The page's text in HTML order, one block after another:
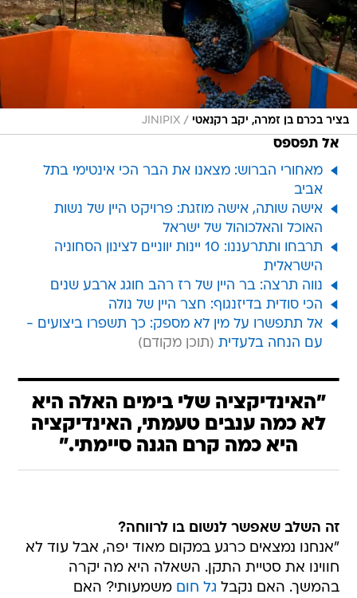
בציר בכרם בן זמרה, יקב רקנאטי /
JINIPIX
אל תפספס
מאחורי הברוש: מצאנו את הבר הכי אינטימי בתל
אביב
אישה שותה, אישה מוזגת: פרויקט היין של נשות
האוכל והאלכוהול של ישראל
תרבחו ותתרעננו: 10 יינות יווניים לצינון הסחוניה
הישראלית
נווה תרצה: בר היין של רז רהב חוגג ארבע שנים
הכי סודית בדיזנגוף: חצר היין של נולה
אל תתפשרו על מין לא מספק: כך תשפרו ביצועים -
עם הנחה בלעדית
"האינדיקציה שלי בימים האלה היא
לא כמה ענבים טעמתי, האינדיקציה
היא כמה קרם הגנה סיימתי."
זה השלב שאפשר לנשום בו לרווחה?
"אנחנו נמצאים כרגע במקום מאוד יפה, אבל עוד לא
חווינו את סטיית התקן. השאלה היא מה יקרה
בהמשך. האם נקבל גל חום משמעותי? האם